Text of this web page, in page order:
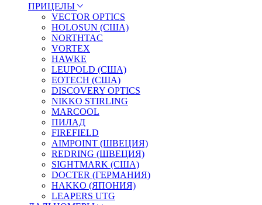
ПРИЦЕЛЫ
VECTOR OPTICS
HOLOSUN (США)
NORTHTAC
VORTEX
HAWKE
LEUPOLD (США)
EOTECH (США)
DISCOVERY OPTICS
NIKKO STIRLING
MARCOOL
ПИЛАД
FIREFIELD
AIMPOINT (ШВЕЦИЯ)
REDRING (ШВЕЦИЯ)
SIGHTMARK (США)
DOCTER (ГЕРМАНИЯ)
HAKKO (ЯПОНИЯ)
LEAPERS UTG